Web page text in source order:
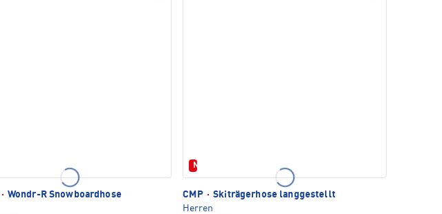
· Wondr-R Snowboardhose
Neu
CMP · Skiträgerhose langgestellt
Herren